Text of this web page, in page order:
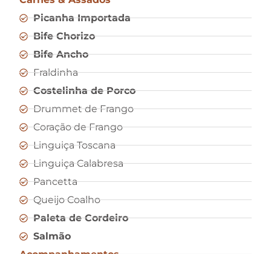
Picanha Importada
Bife Chorizo
Bife Ancho
Fraldinha
Costelinha de Porco
Drummet de Frango
Coração de Frango
Linguiça Toscana
Linguiça Calabresa
Pancetta
Queijo Coalho
Paleta de Cordeiro
Salmão